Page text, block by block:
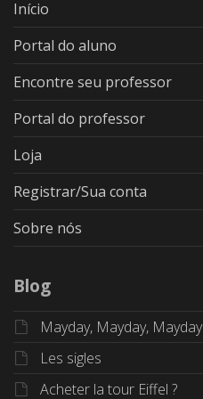
Início
Portal do aluno
Encontre seu professor
Portal do professor
Loja
Registrar/Sua conta
Sobre nós
Blog
Mayday, Mayday, Mayday
Les sigles
Acheter la tour Eiffel ?